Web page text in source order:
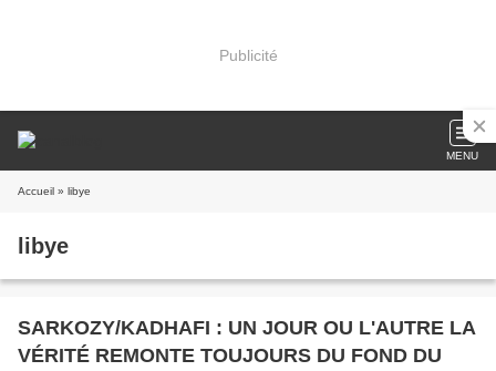
Publicité
MENU
Accueil » libye
libye
SARKOZY/KADHAFI : UN JOUR OU L'AUTRE LA
VÉRITÉ REMONTE TOUJOURS DU FOND DU